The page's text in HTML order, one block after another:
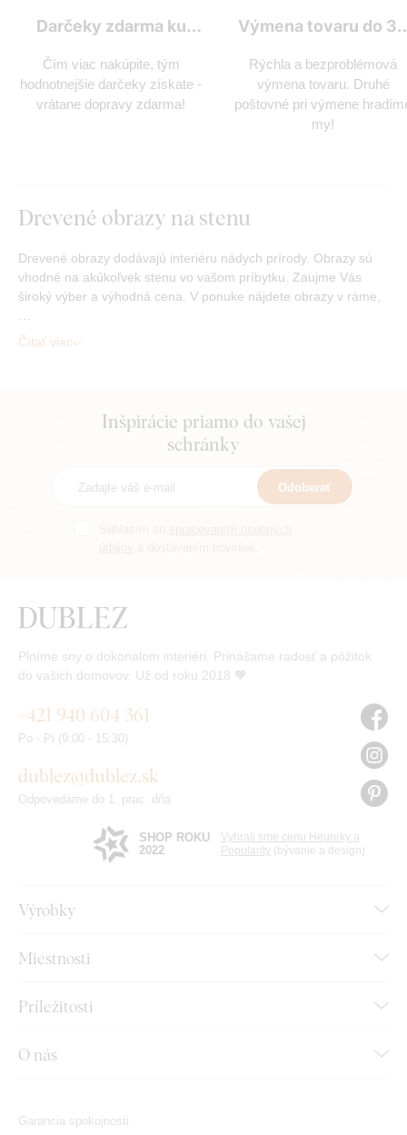
Darčeky zdarma ku
Čím viac nakúpite, tým
hodnotnejšie darčeky získate -
vrátane dopravy zdarma!
Výmena tovaru do
Rýchla a bezproblémová
výmena tovaru. Druhé
poštovné pri výmene
my!
Drevené obrazy na stenu
Drevené obrazy dodávajú interiéru nádych prírody. Obrazy sú
vhodné na akúkoľvek stenu vo vašom príbytku. Zaujme Vás
široký výber a výhodná cena. V ponuke nájdete obrazy v ráme,
…
Čítať viac
Inšpirácie priamo do vašej
schránky
Odoberať
Plníme sny o dokonalom interiéri. Prinášame radosť a pôžitok
do vašich domovov. Už od roku 2018 🧡
Výrobky
Miestnosti
Príležitosti
O nás
+421 940 604 361
Po - Pi (9:00 - 15:30)
dublez@dublez.sk
Odpovedáme do 1. prac. dňa
SHOP ROKU
2022
Vyhrali sme cenu Heureky a
Popularity (bývanie a design)
Garancia spokojnosti